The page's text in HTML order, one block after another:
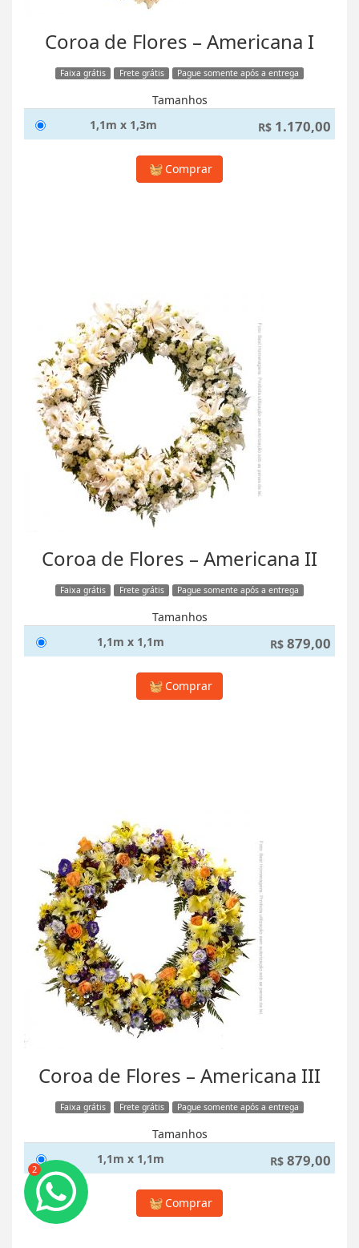
2
Coroa de Flores – Americana I
Faixa grátis Frete grátis Pague somente após a entrega
Tamanhos
1,1m x 1,3m
R$ 1.170,00
Comprar
Coroa de Flores – Americana II
Faixa grátis Frete grátis Pague somente após a entrega
Tamanhos
1,1m x 1,1m
R$ 879,00
Comprar
Coroa de Flores – Americana III
Faixa grátis Frete grátis Pague somente após a entrega
Tamanhos
1,1m x 1,1m
R$ 879,00
Comprar